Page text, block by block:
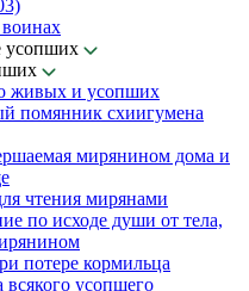
усопших
живых и усопших
помянник схиигумена
мирянином дома и
чтения мирянами
по исходе души от тела,
потере кормильца
усопшего